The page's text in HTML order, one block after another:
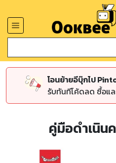
โอนย้ายอีบุ๊กไป
รับทันทีโค้ดลด ซื้อแ
คู่มือดำเนิน